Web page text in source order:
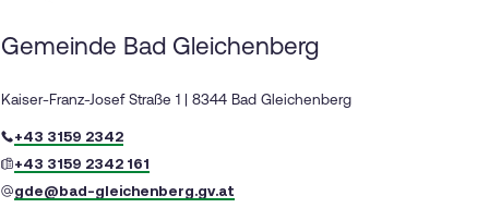
Gemeinde Bad Gleichenberg
Kaiser-Franz-Josef Straße 1 | 8344 Bad Gleichenberg
+43 3159 2342
+43 3159 2342 161
gde@bad-gleichenberg.gv.at